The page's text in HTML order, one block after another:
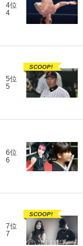
4位
4
5位
5
SCOOP!
6位
6
7位
7
SCOOP!